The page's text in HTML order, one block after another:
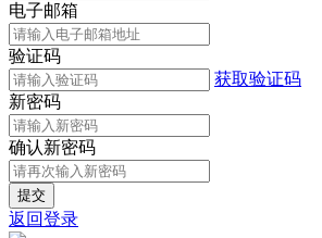
电子邮箱
验证码
获取验证码
新密码
确认新密码
返回登录